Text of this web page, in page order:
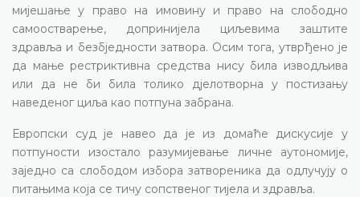
мијешање у право на имовину и право на слободно
самоостварење, допринијела циљевима заштите
здравља и безбједности затвора. Осим тога, утврђено је
да мање рестриктивна средства нису била изводљива
или да не би била толико дјелотворна у постизању
наведеног циља као потпуна забрана.
Европски суд је навео да је из домаће дискусије у
потпуности изостало разумијевање личне аутономије,
заједно са слободом избора затвореника да одлучују о
питањима која се тичу сопственог тијела и здравља.